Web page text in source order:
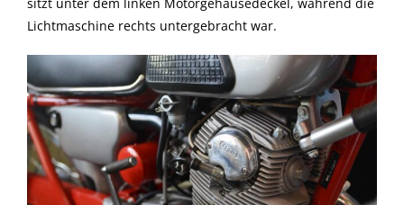
sitzt unter dem linken Motorgehäusedeckel, während die
Lichtmaschine rechts untergebracht war.